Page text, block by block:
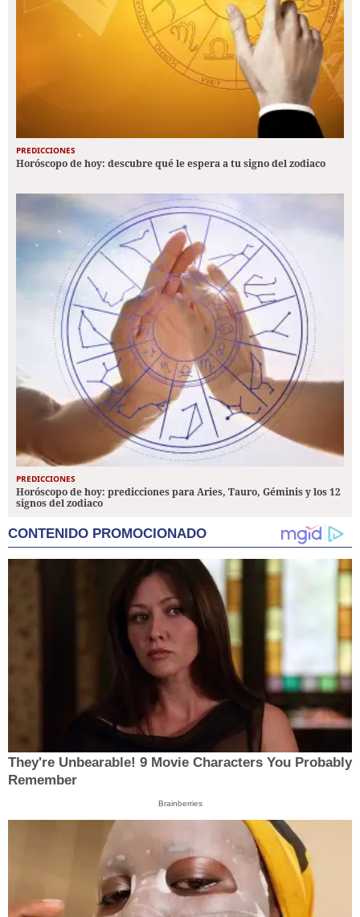
PREDICCIONES
Horóscopo de hoy: descubre qué le espera a tu signo del zodiaco
PREDICCIONES
Horóscopo de hoy: predicciones para Aries, Tauro, Géminis y los 12
signos del zodiaco
CONTENIDO PROMOCIONADO
They're Unbearable! 9 Movie Characters You Probably
Remember
Brainberries